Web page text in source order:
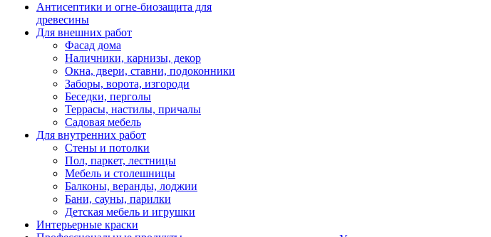
Антисептики и огне-биозащита для
древесины
Для внешних работ
Фасад дома
Наличники, карнизы, декор
Окна, двери, ставни, подоконники
Заборы, ворота, изгороди
Беседки, перголы
Террасы, настилы, причалы
Садовая мебель
Для внутренних работ
Стены и потолки
Пол, паркет, лестницы
Мебель и столешницы
Балконы, веранды, лоджии
Бани, сауны, парилки
Детская мебель и игрушки
Интерьерные краски